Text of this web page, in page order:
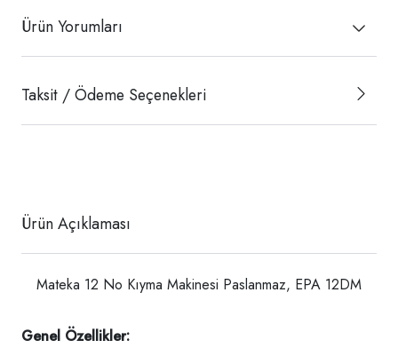
Ürün Yorumları
Taksit / Ödeme Seçenekleri
Ürün Açıklaması
Mateka 12 No Kıyma Makinesi Paslanmaz, EPA 12DM
Genel Özellikler: